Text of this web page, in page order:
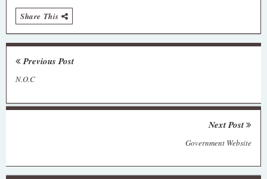
Share This
Previous Post
N.O.C
Next Post
Government Website